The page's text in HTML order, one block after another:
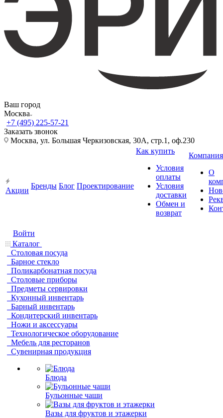
Ваш город
Москва
+7 (495) 225-57-21
Заказать звонок
Москва, ул. Большая Черкизовская, 30А, стр.1, оф.230
Акции
Бренды Блог Проектирование
Как купить
Условия
оплаты
Условия
доставки
Обмен и
возврат
Компания
О
Войти
Каталог
Столовая посуда
Барное стекло
Поликарбонатная посуда
Столовые приборы
Предметы сервировки
Кухонный инвентарь
Барный инвентарь
Кондитерский инвентарь
Ножи и аксессуары
Технологическое оборудование
Мебель для ресторанов
Сувенирная продукция
Блюда
Бульонные чаши
Вазы для фруктов и этажерки